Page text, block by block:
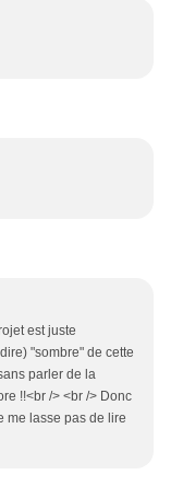
est juste
"sombre" de cette
parler de la
!!<br /> <br /> Donc
me lasse pas de lire